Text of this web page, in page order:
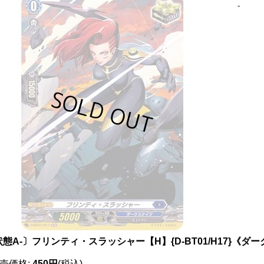
-
態A-〕フリンティ・スラッシャー【H】{D-BT01/H17}《ダー